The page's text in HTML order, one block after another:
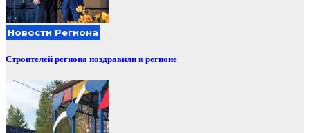
Новости Региона
Строителей региона поздравили в регионе